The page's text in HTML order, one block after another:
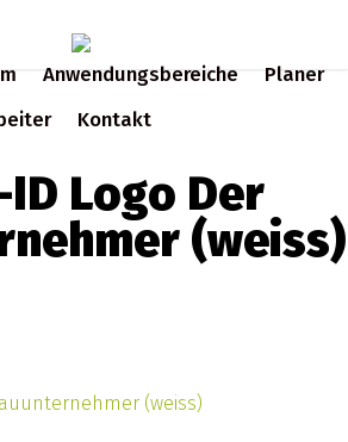
Anwendungsbereiche
Planer
Kontakt
ID Logo Der
(weiss)